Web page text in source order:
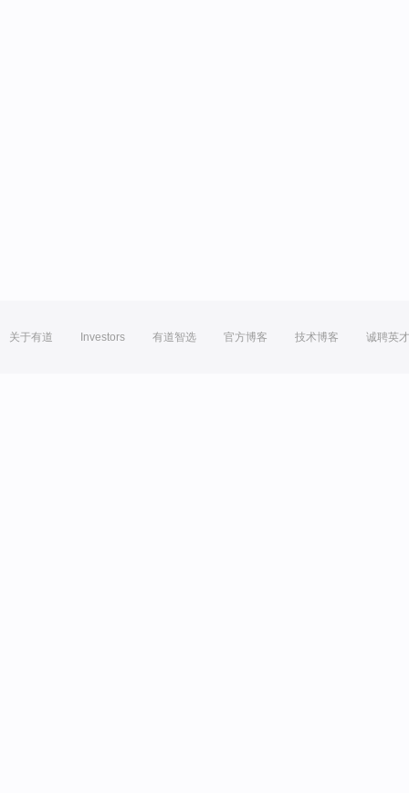
关于有道 Investors 有道智选 官方博客 技术博客 诚聘英才